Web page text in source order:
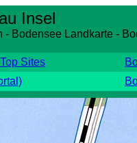
Insel
- Bodensee Landkarte -
Sites